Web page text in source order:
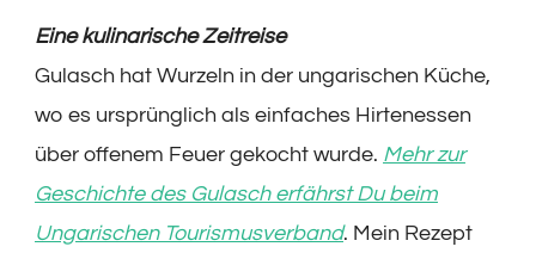
Eine kulinarische Zeitreise
Gulasch hat Wurzeln in der ungarischen Küche,
wo es ursprünglich als einfaches Hirtenessen
über offenem Feuer gekocht wurde. Mehr zur
Geschichte des Gulasch erfährst Du beim
Ungarischen Tourismusverband. Mein Rezept